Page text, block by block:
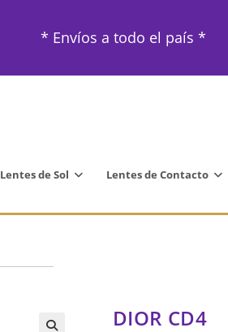
* Envíos a todo el país *
Lentes de Sol Lentes de Contacto
DIOR CD4